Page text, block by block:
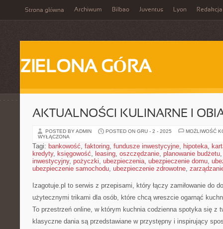
Strona główna Archiwum Bilbao Juventus Lyon Redakcja
ZIELONA GÓRA
AKTUALNOŚCI KULINARNE I
POSTED BY ADMIN POSTED ON GRU - 2 - 2025
MOŻLIWOŚĆ
WYŁĄCZONA
Tagi: bankowość, faktoring, fundusze inwestycyjne, hipoteka,
kredyty, księgowość, leasing, oszczędzanie, planowanie budżetu
inwestycyjny, pożyczki, ubezpieczenia, ubezpieczenie domu,
ubezpieczenie samochodu, ubezpieczenie zdrowotne,
Izagotuje.pl to serwis z przepisami, który łączy zamiłowanie do
użytecznymi trikami dla osób, które chcą wreszcie ogarnąć
To przestrzeń online, w którym kuchnia codzienna spotyka się z
klasyczne dania są przedstawiane w przystępny i inspirujący